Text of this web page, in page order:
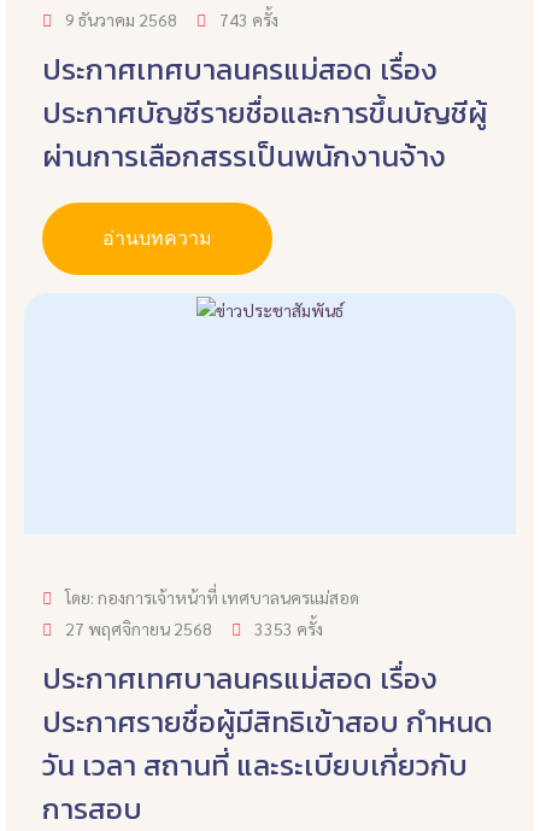
9 ธันวาคม 2568
743 ครั้ง
ประกาศเทศบาลนครแม่สอด เรื่อง
ประกาศบัญชีรายชื่อและการขึ้นบัญชีผู้
ผ่านการเลือกสรรเป็นพนักงานจ้าง
อ่านบทความ
โดย: กองการเจ้าหน้าที่ เทศบาลนครแม่สอด
27 พฤศจิกายน 2568
3353 ครั้ง
ประกาศเทศบาลนครแม่สอด เรื่อง
ประกาศรายชื่อผู้มีสิทธิเข้าสอบ กำหนด
วัน เวลา สถานที่ และระเบียบเกี่ยวกับ
การสอบ